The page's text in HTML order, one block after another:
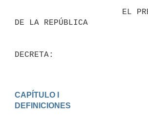
DE LA REPÚBLICA
DECRETA:
CAPÍTULO I
DEFINICIONES